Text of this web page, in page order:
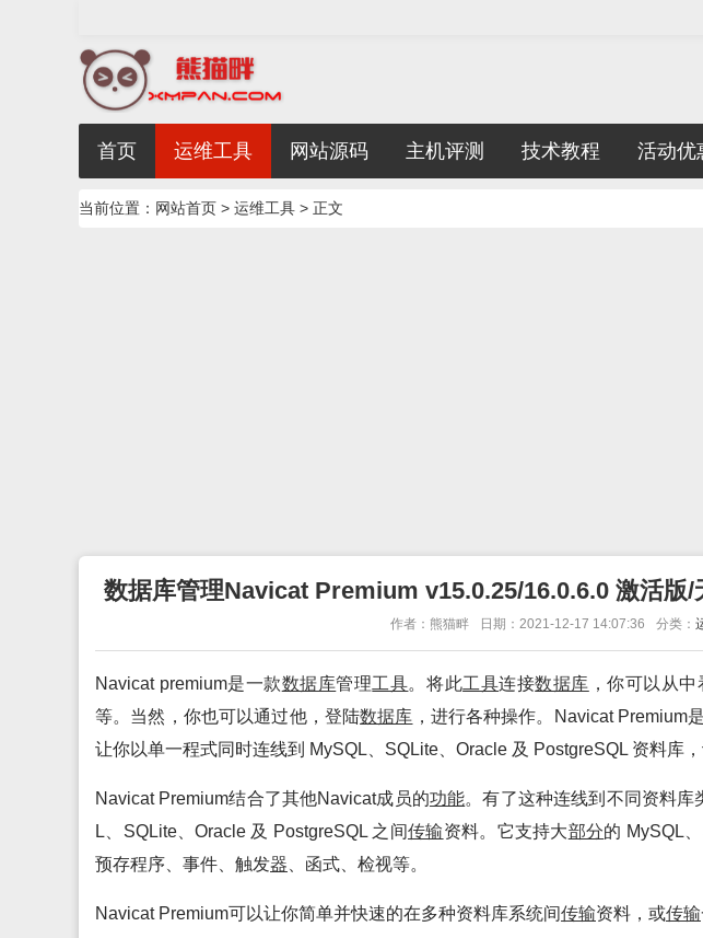
首页 运维工具 网站源码 主机评测 技术教程 活动优
当前位置： 网站首页 > 运维工具 > 正文
数据库管理Navicat Premium v15.0.25/16.0.6.0 激活版
作者：熊猫畔 日期：2021-12-17 14:07:36 分类：
Navicat premium是一款数据库管理工具。将此工具连接数据库 ，你可以从
等。当然，你也可以通过他，登陆数据库 ，进行各种操作。Navicat Premium
让你以单一程式同时连线到 MySQL、SQLite、Oracle 及 PostgreSQL 资料库
Navicat Premium结合了其他Navicat成员的功能。有了这种连线到不同资料
L、SQLite、Oracle 及 PostgreSQL 之间传输资料。它支持大部分的 MySQL
预存程序、事件、触发器 、函式、检视等。
Navicat Premium可以让你简单并快速的在多种资料库系统间传输资料，或传输